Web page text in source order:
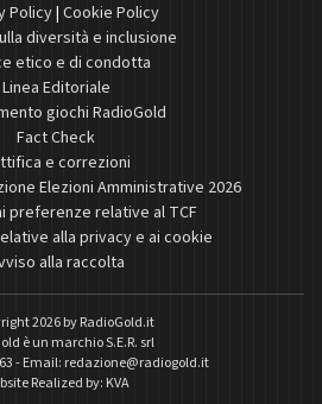
Policy| Cookie Policy
diversità e inclusione
etico e di condotta
Linea Editoriale
giochi RadioGold
Fact Check
e correzioni
Elezioni Amministrative 2026
preferenze relative al TCF
alla privacy e ai cookie
alla raccolta
2026 byRadioGold.it
è un marchio S.E.R. srl
- Email: redazione@radiogold.it
Realized by: KVA